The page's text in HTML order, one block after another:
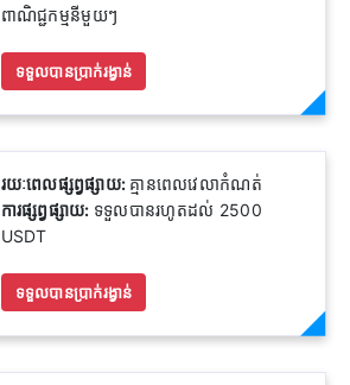
ពាណិជ្ជកម្មនីមួយៗ
ទទួលបានប្រាក់រង្វាន់
រយៈពេលផ្សព្វផ្សាយ: គ្មានពេលវេលាកំណត់
ការផ្សព្វផ្សាយ: ទទួលបានរហូតដល់ 2500
USDT
ទទួលបានប្រាក់រង្វាន់